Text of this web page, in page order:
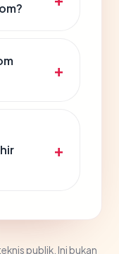
publik. Ini bukan